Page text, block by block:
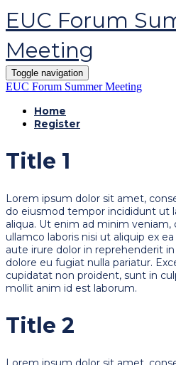
EUC Forum
Meeting
Toggle navigation
EUC Forum Summer Meeting
Home
Register
Title 1
Lorem ipsum dolor sit amet,
do eiusmod tempor incididunt ut
aliqua. Ut enim ad minim
ullamco laboris nisi ut aliquip ex
aute irure dolor in reprehenderit
dolore eu fugiat nulla pariatur.
cupidatat non proident, sunt in
mollit anim id est laborum.
Title 2